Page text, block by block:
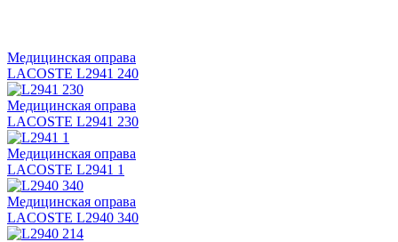
Медицинская оправа
LACOSTE L2941 240
Медицинская оправа
LACOSTE L2941 230
Медицинская оправа
LACOSTE L2941 1
Медицинская оправа
LACOSTE L2940 340